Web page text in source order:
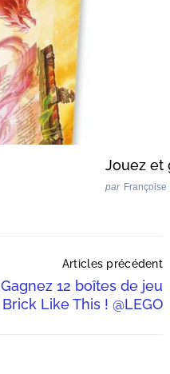
Jouez et
par Françoise
Articles précédent
Gagnez 12 boîtes de jeu
Brick Like This ! @LEGO